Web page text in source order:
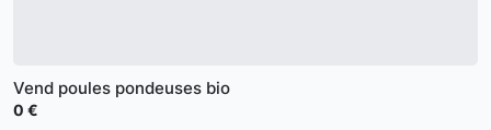
Vend poules pondeuses bio
0 €